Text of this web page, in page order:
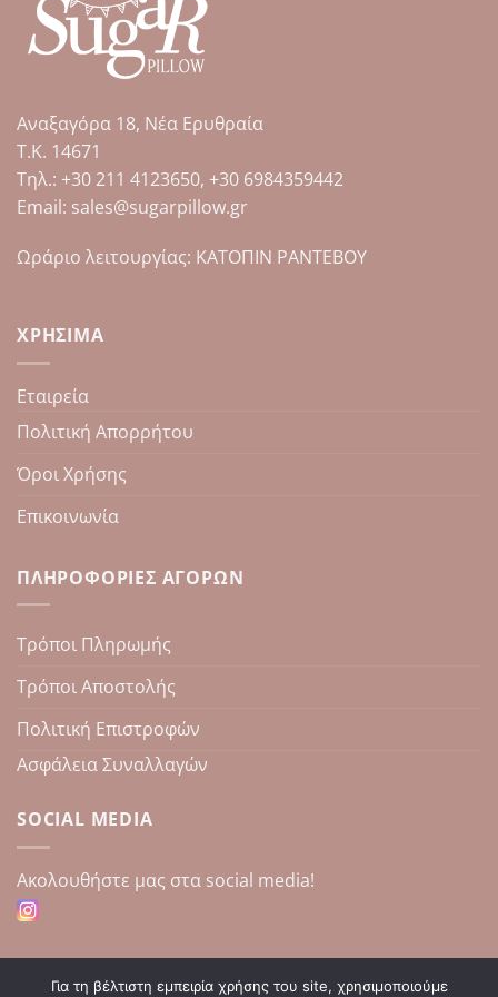
πολλαπλές
παραλλαγές.
Οι
επιλογές
να
στη
του
Αναξαγόρα 18, Νέα Ερυθραία
Τ.Κ. 14671
Tηλ.: +30 211 4123650, +30 6984359442
Email: sales@sugarpillow.gr
Ωράριο λειτουργίας: ΚΑΤΟΠΙΝ ΡΑΝΤΕΒΟΥ
ΧΡΉΣΙΜΑ
Εταιρεία
Πολιτική Απορρήτου
Όροι Χρήσης
Επικοινωνία
ΠΛΗΡΟΦΟΡΊΕΣ ΑΓΟΡΏΝ
Τρόποι Πληρωμής
Τρόποι Αποστολής
Πολιτική Επιστροφών
Ασφάλεια Συναλλαγών
SOCIAL MEDIA
Aκολουθήστε μας στα social media!
Για τη βέλτιστη εμπειρία χρήσης του site, χρησιμοποιούμε